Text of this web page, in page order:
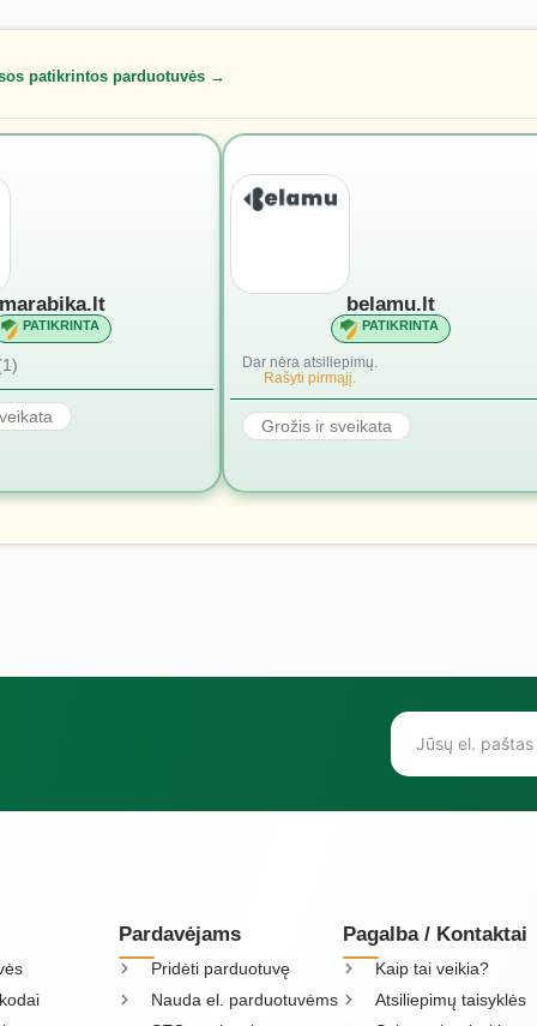
patikrintos parduotuvės →
PATIKRINTA
belamu.lt
PATIKRINTA
Dar nėra atsiliepimų.
Rašyti pirmąjį.
Grožis ir sveikata
Pardavėjams
Pridėti parduotuvę
Nauda el. parduotuvėms
Pagalba / Kontaktai
Kaip tai veikia?
Atsiliepimų taisyklės